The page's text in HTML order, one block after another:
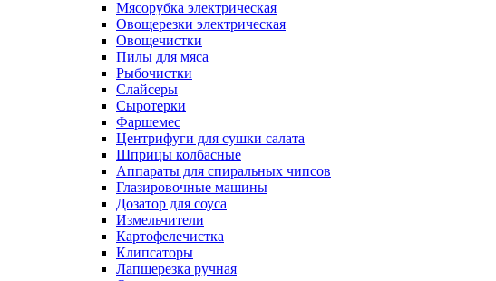
Мясорубка электрическая
Овощерезки электрическая
Овощечистки
Пилы для мяса
Рыбочистки
Слайсеры
Сыротерки
Фаршемес
Центрифуги для сушки салата
Шприцы колбасные
Аппараты для спиральных чипсов
Глазировочные машины
Дозатор для соуса
Измельчители
Картофелечистка
Клипсаторы
Лапшерезка ручная